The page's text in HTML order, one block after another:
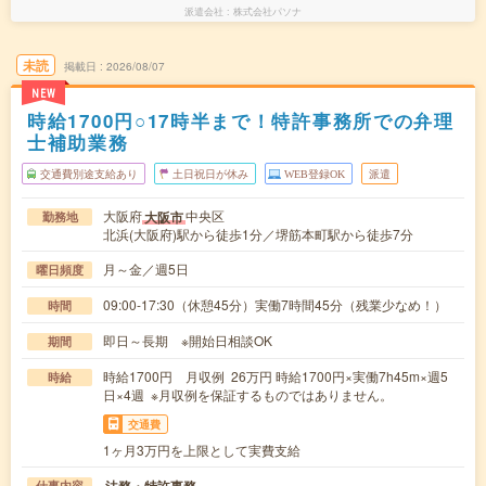
派遣会社 株式会社パソナ
未読
NEW
掲載日 2026/08/07
時給1700円○17時半まで！特許事務所での弁理
士補助業務
交通費別途支給あり 土日祝日が休み WEB登録OK 派遣
勤務地 大阪府大阪市中央区
北浜(大阪府)駅から徒歩1分／堺筋本町駅から徒歩7分
曜日頻度 月～金／週5日
時間 09:00-17:30（休憩45分）実働7時間45分（残業少なめ！）
期間 即日～長期 ※開始日相談OK
時給
時給1700円 月収例 26万円 時給1700円×実働7h45m×週5
日×4週 ※月収例を保証するものではありません。
交通費
1ヶ月3万円を上限として実費支給